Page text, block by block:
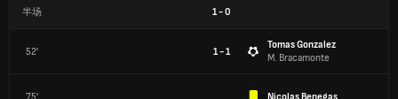
半场 1-0
52' 1 - 1
Tomas Gonzalez
M. Bracamonte
75' Nicolas Benegas